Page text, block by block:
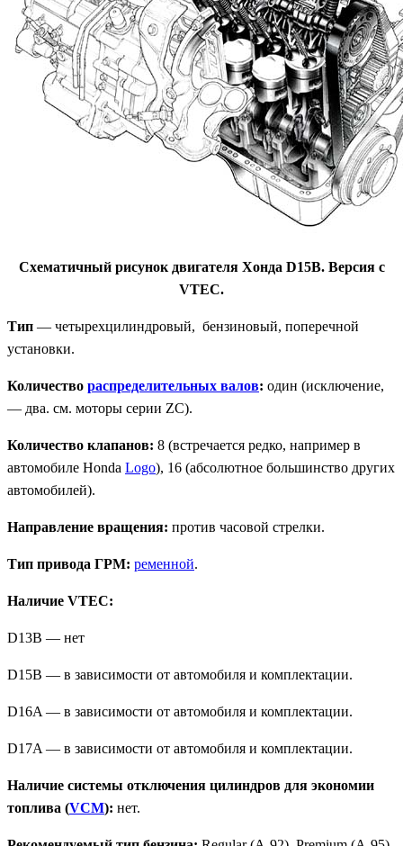
Схематичный рисунок двигателя Хонда D15B. Версия с
VTEC.
Тип — четырехцилиндровый, бензиновый, поперечной
установки.
Количество распределительных валов: один (исключение,
— два. см. моторы серии ZC).
Количество клапанов: 8 (встречается редко, например в
автомобиле Honda Logo), 16 (абсолютное большинство других
автомобилей).
Направление вращения: против часовой стрелки.
Тип привода ГРМ: ременной.
Наличие VTEC:
D13B — нет
D15B — в зависимости от автомобиля и комплектации.
D16A — в зависимости от автомобиля и комплектации.
D17A — в зависимости от автомобиля и комплектации.
Наличие системы отключения цилиндров для экономии
топлива (VCM): нет.